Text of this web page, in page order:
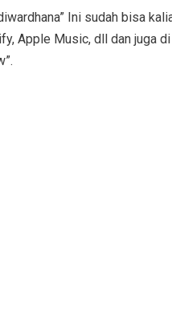
Ini sudah bisa
Apple Music, dll dan juga